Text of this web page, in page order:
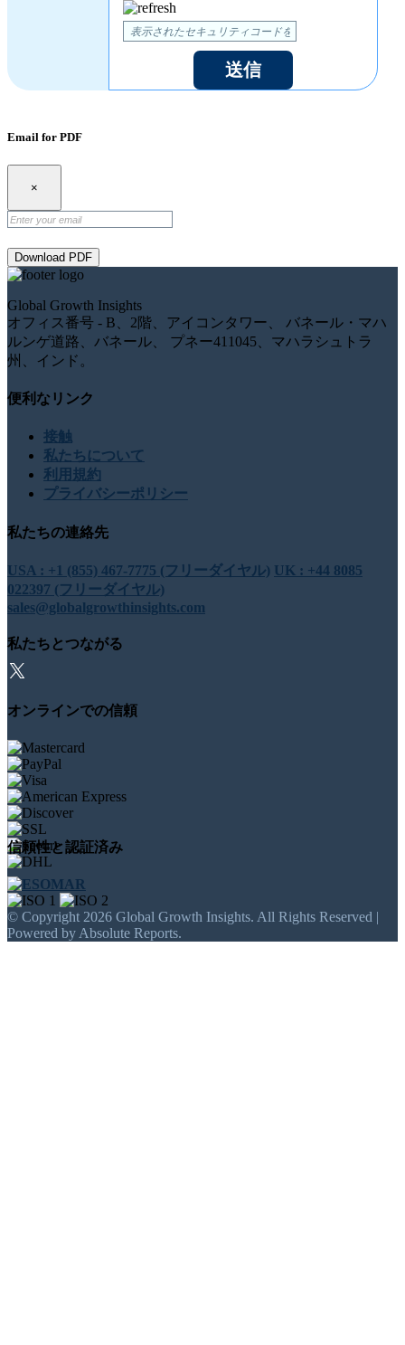
送信
Email for PDF
×
Download PDF
Global Growth Insights
オフィス番号 - B、2階、アイコンタワー、 バネール・マハ
ルンゲ道路、バネール、 プネー411045、マハラシュトラ
州、インド。
便利なリンク
接触
私たちについて
利用規約
プライバシーポリシー
私たちの連絡先
USA : +1 (855) 467-7775 (フリーダイヤル) UK : +44 8085
022397 (フリーダイヤル)
sales@globalgrowthinsights.com
私たちとつながる
オンラインでの信頼
信頼性と認証済み
© Copyright 2026 Global Growth Insights. All Rights Reserved |
Powered by Absolute Reports.